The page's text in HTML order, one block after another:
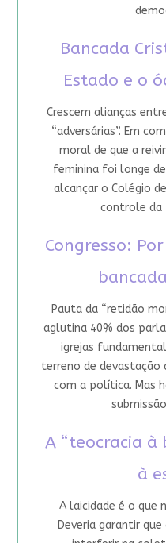
Bancada
Estado e o
Crescem alianças
“adversárias”. Em
moral de que a
feminina foi longe
alcançar o Colégio
controle da
Congresso:
Pauta da “retidão
aglutina 40% dos
igrejas
terreno de devastação
com a política. Mas
A “teocracia à
à
A laicidade é o que
Deveria garantir